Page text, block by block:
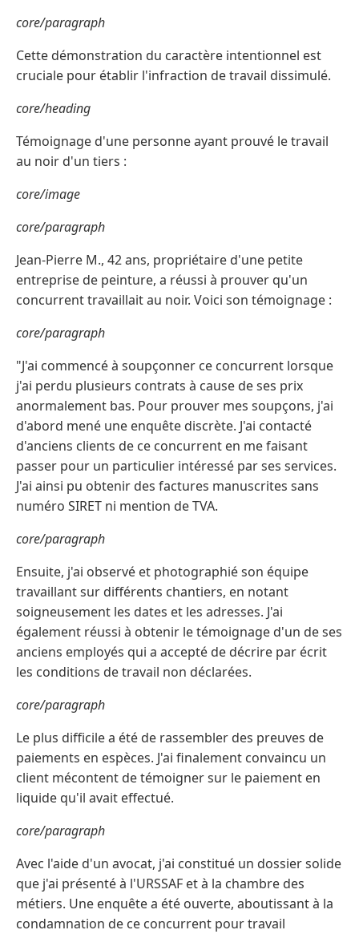
core/paragraph
Cette démonstration du caractère intentionnel est
cruciale pour établir l'infraction de travail dissimulé.
core/heading
Témoignage d'une personne ayant prouvé le travail
au noir d'un tiers :
core/image
core/paragraph
Jean-Pierre M., 42 ans, propriétaire d'une petite
entreprise de peinture, a réussi à prouver qu'un
concurrent travaillait au noir. Voici son témoignage :
core/paragraph
"J'ai commencé à soupçonner ce concurrent lorsque
j'ai perdu plusieurs contrats à cause de ses prix
anormalement bas. Pour prouver mes soupçons, j'ai
d'abord mené une enquête discrète. J'ai contacté
d'anciens clients de ce concurrent en me faisant
passer pour un particulier intéressé par ses services.
J'ai ainsi pu obtenir des factures manuscrites sans
numéro SIRET ni mention de TVA.
core/paragraph
Ensuite, j'ai observé et photographié son équipe
travaillant sur différents chantiers, en notant
soigneusement les dates et les adresses. J'ai
également réussi à obtenir le témoignage d'un de ses
anciens employés qui a accepté de décrire par écrit
les conditions de travail non déclarées.
core/paragraph
Le plus difficile a été de rassembler des preuves de
paiements en espèces. J'ai finalement convaincu un
client mécontent de témoigner sur le paiement en
liquide qu'il avait effectué.
core/paragraph
Avec l'aide d'un avocat, j'ai constitué un dossier solide
que j'ai présenté à l'URSSAF et à la chambre des
métiers. Une enquête a été ouverte, aboutissant à la
condamnation de ce concurrent pour travail